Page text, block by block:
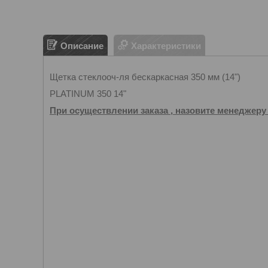
Описание Характеристики
Щетка стеклооч-ля бескаркасная 350 мм (14")
PLATINUM 350 14"
При осуществлении заказа , назовите